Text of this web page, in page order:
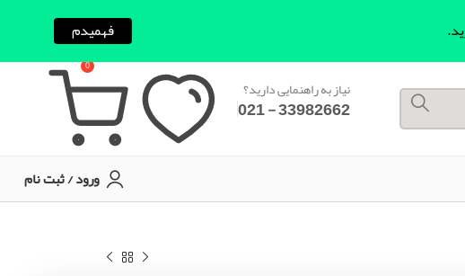
نیاز به راهنمایی دارید؟
33982662 - 021
0
ورود / ثبت نام
فهمیدم